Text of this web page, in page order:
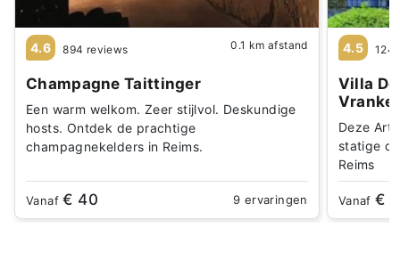
4.6 894 reviews 0.1 km afstand
Champagne Taittinger
Een warm welkom. Zeer stijlvol. Deskundige
hosts. Ontdek de prachtige
champagnekelders in Reims.
Vanaf€ 40 9 ervaringen
4.5
Villa
Deze Art
statige
Reims
Vanaf€